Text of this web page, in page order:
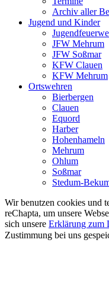
Archiv aller
Jugend und Kinder
JFW Mehrum
JFW Soßmar
KFW Clauen
KFW Mehrum
Ortswehren
Bierbergen
Clauen
Equord
Harber
Hohenhameln
Mehrum
Ohlum
Soßmar
Stedum-
Wir benutzen cookies und
reChapta, um unsere
sich unsere Erklärung zum
Zustimmung bei uns